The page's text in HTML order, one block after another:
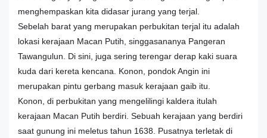
menghempaskan kita didasar jurang yang terjal.
Sebelah barat yang merupakan perbukitan terjal itu adalah
lokasi kerajaan Macan Putih, singgasananya Pangeran
Tawangulun. Di sini, juga sering terengar derap kaki suara
kuda dari kereta kencana. Konon, pondok Angin ini
merupakan pintu gerbang masuk kerajaan gaib itu.
Konon, di perbukitan yang mengelilingi kaldera itulah
kerajaan Macan Putih berdiri. Sebuah kerajaan yang berdiri
saat gunung ini meletus tahun 1638. Pusatnya terletak di